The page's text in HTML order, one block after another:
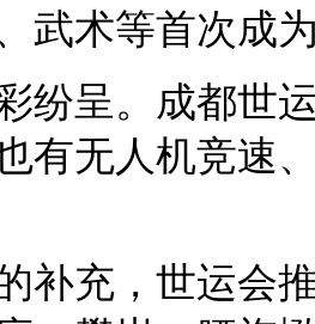
武术等首次成
纷呈。成都世
有无人机竞速
补充，世运会